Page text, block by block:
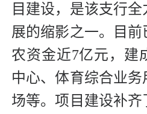
目建设，是该支行
展的缩影之一。目
农资金近7亿元，建
中心、体育综合业
场等。项目建设补